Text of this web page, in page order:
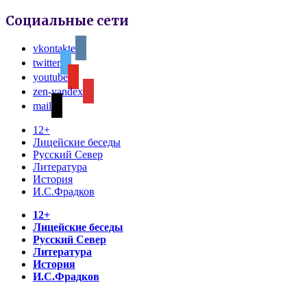
Социальные сети
vkontakte
twitter
youtube
zen-yandex
mail
12+
Лицейские беседы
Русский Север
Литература
История
И.С.Фрадков
12+
Лицейские беседы
Русский Север
Литература
История
И.С.Фрадков